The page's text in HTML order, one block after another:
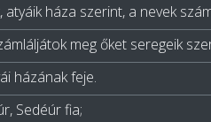
háza szerint, a nevek
meg őket seregeik
házának feje.
Sedéúr fia;